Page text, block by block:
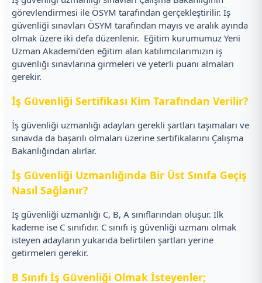
görevlendirmesi ile ÖSYM tarafından gerçekleştirilir. İş
güvenliği sınavları ÖSYM tarafından mayıs ve aralık ayında
olmak üzere iki defa düzenlenir. Eğitim kurumumuz Yeni
Uzman Akademi’den eğitim alan katılımcılarımızın iş
güvenliği sınavlarına girmeleri ve yeterli puanı almaları
gerekir.
İş Güvenliği Sertifikası Kim Tarafından Verilir?
İş güvenliği uzmanlığı adayları gerekli şartları taşımaları ve
sınavda da başarılı olmaları üzerine sertifikalarını Çalışma
Bakanlığından alırlar.
İş Güvenliği Uzmanlığında Bir Üst Sınıfa Geçiş
Nasıl Sağlanır?
İş güvenliği uzmanlığı C, B, A sınıflarından oluşur. İlk
kademe ise C sınıfıdır. C sınıfı iş güvenliği uzmanı olmak
isteyen adayların yukarıda belirtilen şartları yerine
getirmeleri gerekir.
B Sınıfı İş Güvenliği Olmak İsteyenler;